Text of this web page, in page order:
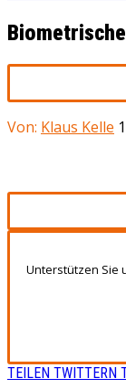
Von: Klaus Kelle
Unterstützen Sie
TEILEN TWITTERN